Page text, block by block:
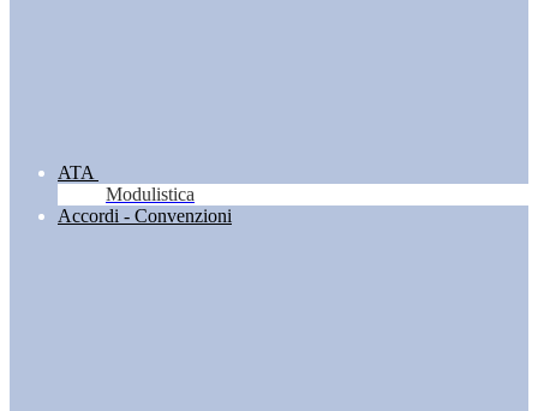
ATA
Modulistica
Accordi - Convenzioni